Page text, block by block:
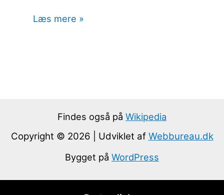
Læs mere »
Findes også på Wikipedia
Copyright © 2026 | Udviklet af Webbureau.dk
Bygget på WordPress